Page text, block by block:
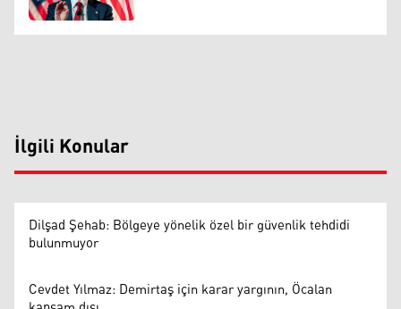
İlgili Konular
Dilşad Şehab: Bölgeye yönelik özel bir güvenlik tehdidi
bulunmuyor
Cevdet Yılmaz: Demirtaş için karar yargının, Öcalan